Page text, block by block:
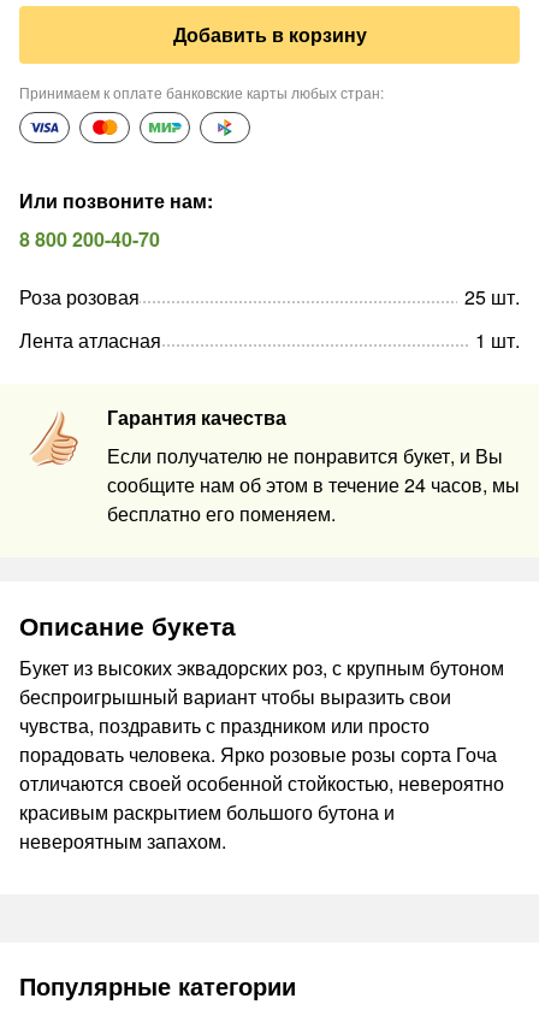
Добавить в корзину
Принимаем к оплате банковские карты любых стран:
Или позвоните нам:
8 800 200-40-70
Гарантия качества
Если получателю не понравится букет, и Вы
сообщите нам об этом в течение 24 часов, мы
бесплатно его поменяем.
Роза розовая 25 шт.
Лента атласная
1 шт.
Описание букета
Букет из высоких эквадорских роз, с крупным бутоном
беспроигрышный вариант чтобы выразить свои
чувства, поздравить с праздником или просто
порадовать человека. Ярко розовые розы сорта Гоча
отличаются своей особенной стойкостью, невероятно
красивым раскрытием большого бутона и
невероятным запахом.
Популярные категории